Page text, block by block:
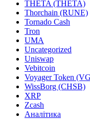
THETA (THETA)
Thorchain (RUNE)
Tornado Cash
Tron
UMA
Uncategorized
Uniswap
Vebitcoin
Voyager Token
WissBorg (CHSB)
XRP
Zcash
Аналітика